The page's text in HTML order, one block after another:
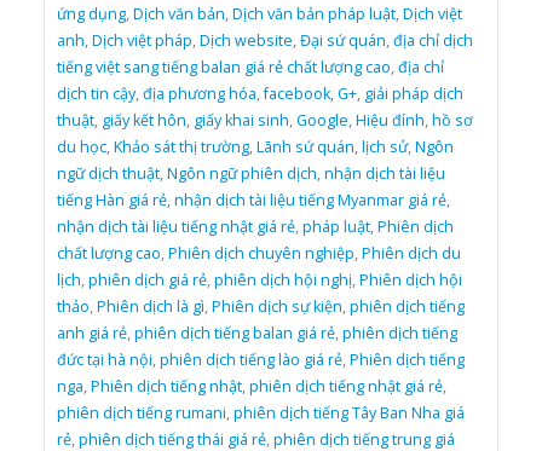
ứng dụng,Dịch văn bản,Dịch văn bản pháp luật,Dịch việt
anh,Dịch việt pháp,Dịch website,Đại sứ quán,địa chỉ dịch
tiếng việt sang tiếng balan giá rẻ chất lượng cao,địa chỉ
dịch tin cậy,địa phương hóa,facebook,G+, giải pháp dịch
thuật, giấy kết hôn, giấy khai sinh,Google,Hiệu đính,hồ sơ
du học,Khảo sát thị trường,Lãnh sứ quán,lịch sử,Ngôn
ngữ dịch thuật,Ngôn ngữ phiên dịch,nhận dịch tài liệu
tiếng Hàn giá rẻ,nhận dịch tài liệu tiếng Myanmar giá rẻ,
nhận dịch tài liệu tiếng nhật giá rẻ,pháp luật,Phiên dịch
chất lượng cao,Phiên dịch chuyên nghiệp,Phiên dịch du
lịch,phiên dịch giá rẻ,phiên dịch hội nghị,Phiên dịch hội
thảo,Phiên dịch là gì,Phiên dịch sự kiện,phiên dịch tiếng
anh giá rẻ,phiên dịch tiếng balan giá rẻ,phiên dịch tiếng
đức tại hà nội,phiên dịch tiếng lào giá rẻ,Phiên dịch tiếng
nga,Phiên dịch tiếng nhật,phiên dịch tiếng nhật giá rẻ,
phiên dịch tiếng rumani,phiên dịch tiếng Tây Ban Nha giá
rẻ,phiên dịch tiếng thái giá rẻ,phiên dịch tiếng trung giá